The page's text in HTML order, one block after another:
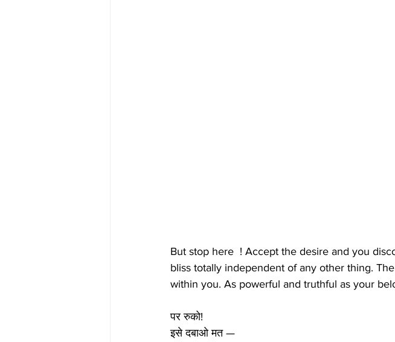
But stop here  ! Accept the desire and you
bliss totally independent of any other thing.
within you. As powerful and truthful as your
पर रुको!
इसे दबाओ मत —